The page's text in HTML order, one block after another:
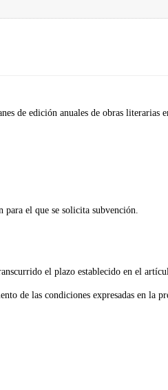
de edición anuales de obras literarias
el que se solicita subvención.
el plazo establecido en el
de las condiciones expresadas en la